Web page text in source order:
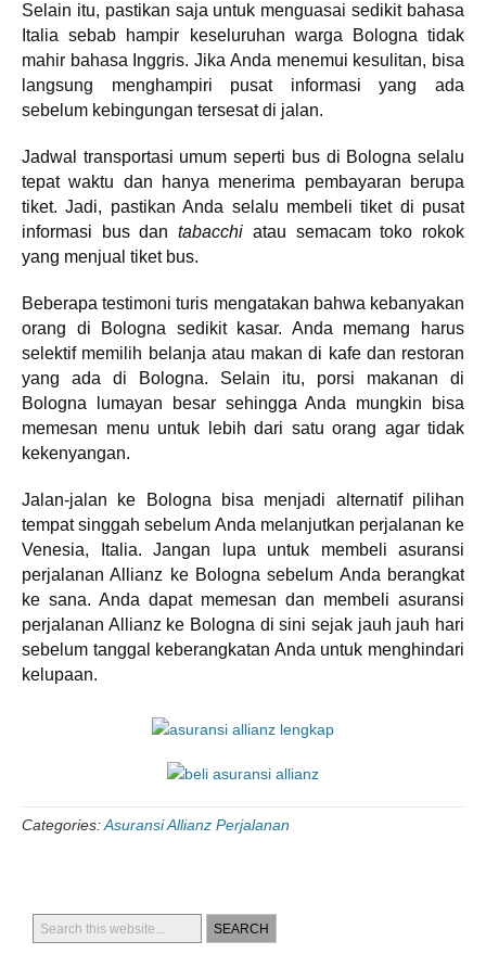
Selain itu, pastikan saja untuk menguasai sedikit bahasa
Italia sebab hampir keseluruhan warga Bologna tidak
mahir bahasa Inggris. Jika Anda menemui kesulitan, bisa
langsung menghampiri pusat informasi yang ada
sebelum kebingungan tersesat di jalan.
Jadwal transportasi umum seperti bus di Bologna selalu
tepat waktu dan hanya menerima pembayaran berupa
tiket. Jadi, pastikan Anda selalu membeli tiket di pusat
informasi bus dantabacchi atau semacam toko rokok
yang menjual tiket bus.
Beberapa testimoni turis mengatakan bahwa kebanyakan
orang di Bologna sedikit kasar. Anda memang harus
selektif memilih belanja atau makan di kafe dan restoran
yang ada di Bologna. Selain itu, porsi makanan di
Bologna lumayan besar sehingga Anda mungkin bisa
memesan menu untuk lebih dari satu orang agar tidak
kekenyangan.
Jalan-jalan ke Bologna bisa menjadi alternatif pilihan
tempat singgah sebelum Anda melanjutkan perjalanan ke
Venesia, Italia. Jangan lupa untuk membeli asuransi
perjalanan Allianz ke Bologna sebelum Anda berangkat
ke sana. Anda dapat memesan dan membeli asuransi
perjalanan Allianz ke Bologna di sini sejak jauh jauh hari
sebelum tanggal keberangkatan Anda untuk menghindari
kelupaan.
Categories:Asuransi Allianz Perjalanan